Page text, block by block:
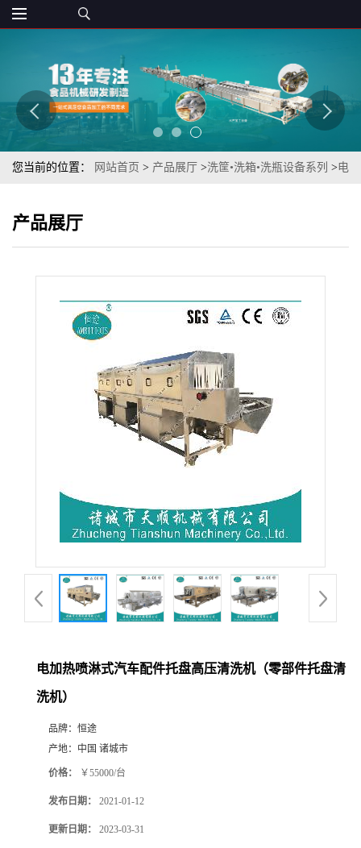
您当前的位置： 网站首页 > 产品展厅 >洗筐•洗箱•洗瓶设备系列 >电
产品展厅
电加热喷淋式汽车配件托盘高压清洗机（零部件托盘清
洗机）
品牌： 恒途
产地： 中国 诸城市
价格： ￥55000/台
发布日期： 2021-01-12
更新日期： 2023-03-31